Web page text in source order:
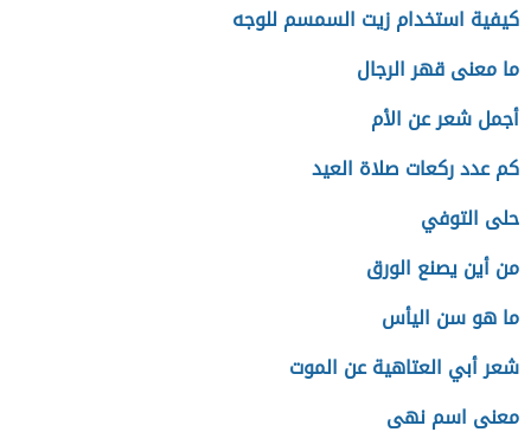
كيفية استخدام زيت السمسم للوجه
ما معنى قهر الرجال
أجمل شعر عن الأم
كم عدد ركعات صلاة العيد
حلى التوفي
من أين يصنع الورق
ما هو سن اليأس
شعر أبي العتاهية عن الموت
معنى اسم نهى